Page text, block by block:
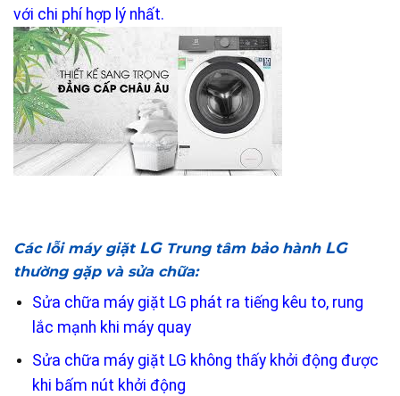
với chi phí hợp lý nhất.
Các lỗi máy giặt LGTrung tâm bảo hành LG
thường gặp và sửa chữa:
Sửa chữa máy giặt LG phát ra tiếng kêu to, rung
lắc mạnh khi máy quay
Sửa chữa máy giặt LG không thấy khởi động được
khi bấm nút khởi động